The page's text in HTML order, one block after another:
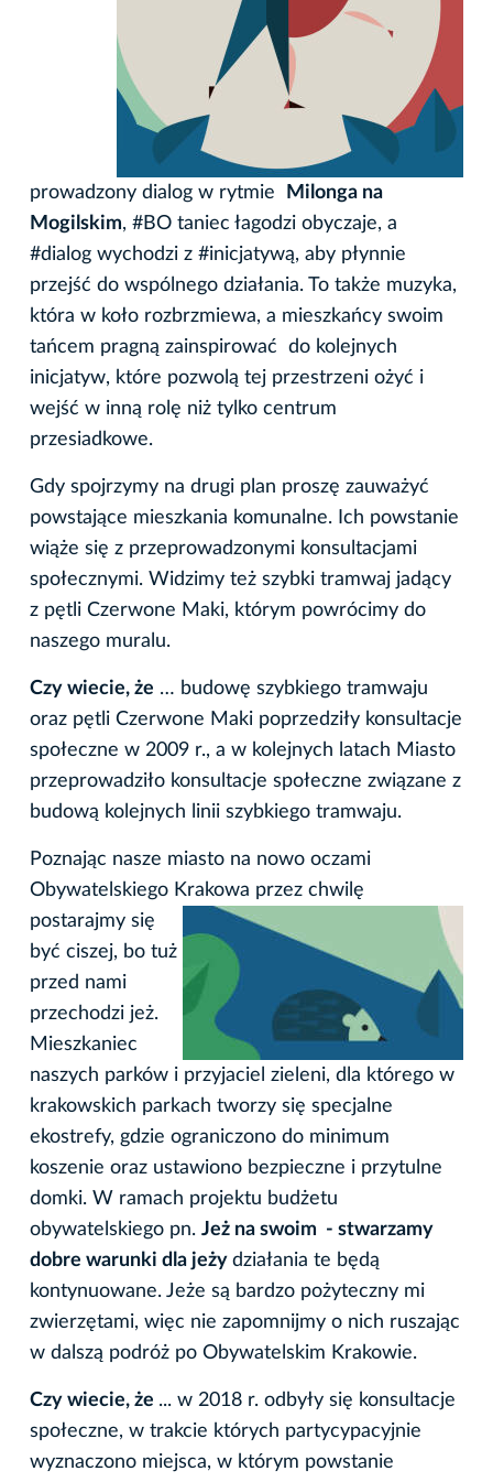
prowadzony dialog w rytmie
Milonga na
Mogilskim, #BO taniec łagodzi obyczaje, a
#dialog wychodzi z #inicjatywą, aby płynnie
przejść do wspólnego działania. To także muzyka,
która w koło rozbrzmiewa, a mieszkańcy swoim
tańcem pragną zainspirować do kolejnych
inicjatyw, które pozwolą tej przestrzeni ożyć i
wejść w inną rolę niż tylko centrum
przesiadkowe.
Gdy spojrzymy na drugi plan proszę zauważyć
powstające mieszkania komunalne. Ich powstanie
wiąże się z przeprowadzonymi konsultacjami
społecznymi. Widzimy też szybki tramwaj jadący
z pętli Czerwone Maki, którym powrócimy do
naszego muralu.
Czy wiecie, że … budowę szybkiego tramwaju
oraz pętli Czerwone Maki poprzedziły konsultacje
społeczne w 2009 r., a w kolejnych latach Miasto
przeprowadziło konsultacje społeczne związane z
budową kolejnych linii szybkiego tramwaju.
Poznając nasze miasto na nowo oczami
Obywatelskiego Krakowa przez chwilę
postarajmy się
być ciszej, bo tuż
przed nami
przechodzi jeż.
Mieszkaniec
naszych parków i przyjaciel zieleni, dla którego w
krakowskich parkach tworzy się specjalne
ekostrefy, gdzie ograniczono do minimum
koszenie oraz ustawiono bezpieczne i przytulne
domki. W ramach projektu budżetu
obywatelskiego pn. Jeż na swoim - stwarzamy
dobre warunki dla jeży działania te będą
kontynuowane. Jeże są bardzo pożyteczny mi
zwierzętami, więc nie zapomnijmy o nich ruszając
w dalszą podróż po Obywatelskim Krakowie.
Czy wiecie, że ... w 2018 r. odbyły się konsultacje
społeczne, w trakcie których partycypacyjnie
wyznaczono miejsca, w którym powstanie